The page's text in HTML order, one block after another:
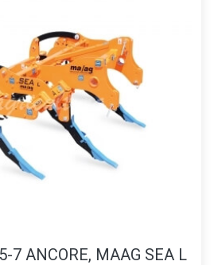
7 ANCORE, MAAG SEA L